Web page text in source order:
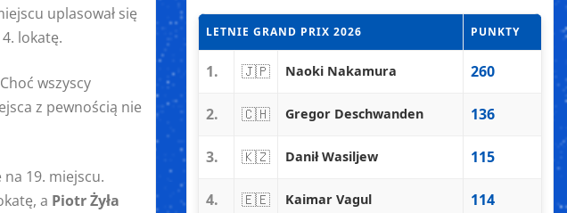
uplasował się
lokatę.
wszyscy
z pewnością nie
na 19. miejscu.
a Piotr Żyła
LETNIE GRAND PRIX 2026 PUNKTY
1. 🇯🇵 Naoki Nakamura 260
2. 🇨🇭 Gregor Deschwanden 136
3. 🇰🇿 Danił Wasiljew 115
4. 🇪🇪 Kaimar Vagul 114